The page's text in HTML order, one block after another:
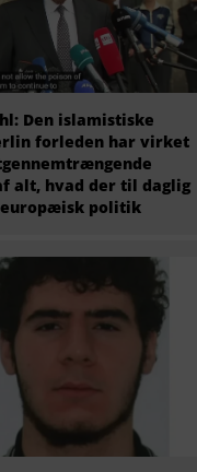
Den islamistiske
forleden har virket
alt, hvad der til daglig
politik